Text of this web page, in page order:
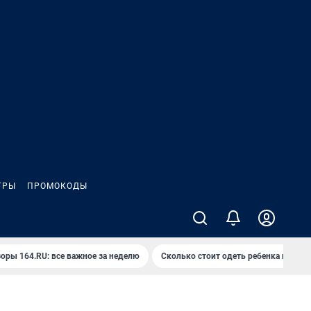
ПРОМОКОДЫ
164.RU: все важное за неделю Сколько стоит одеть ребенка на